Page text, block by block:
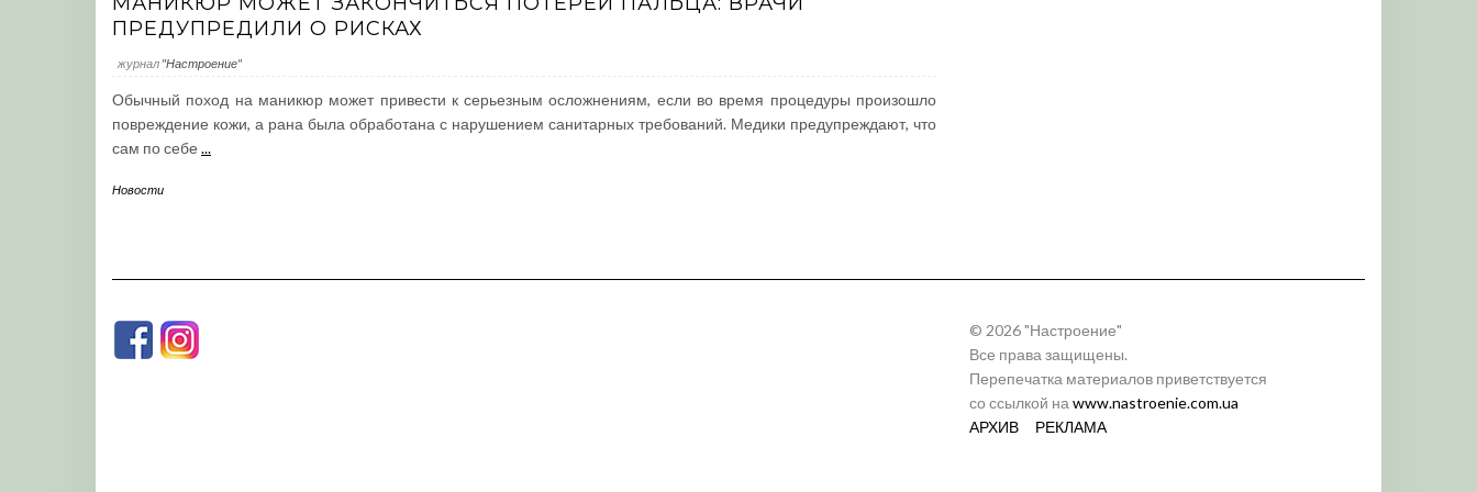
ПРЕДУПРЕДИЛИ О РИСКАХ
журнал "Настроение"
Обычный поход на маникюр может привести к серьезным осложнениям, если во время процедуры произошло
повреждение кожи, а рана была обработана с нарушением санитарных требований. Медики предупреждают, что
сам по себе ...
Новости
© 2026 "Настроение"
Все права защищены.
Перепечатка материалов приветствуется
со ссылкой на www.nastroenie.com.ua
АРХИВ
РЕКЛАМА